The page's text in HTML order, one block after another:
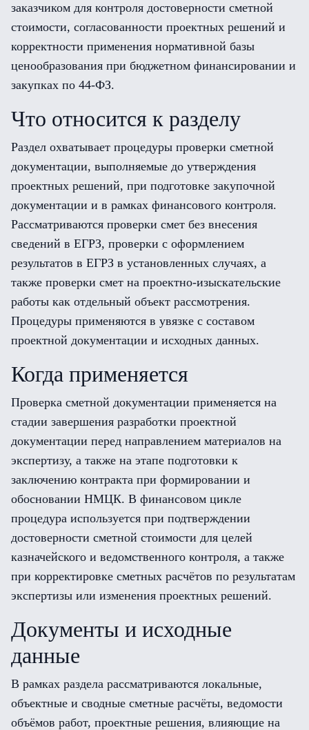
заказчиком для контроля достоверности сметной
стоимости, согласованности проектных решений и
корректности применения нормативной базы
ценообразования при бюджетном финансировании и
закупках по 44-ФЗ.
Что относится к разделу
Раздел охватывает процедуры проверки сметной
документации, выполняемые до утверждения
проектных решений, при подготовке закупочной
документации и в рамках финансового контроля.
Рассматриваются проверки смет без внесения
сведений в ЕГРЗ, проверки с оформлением
результатов в ЕГРЗ в установленных случаях, а
также проверки смет на проектно-изыскательские
работы как отдельный объект рассмотрения.
Процедуры применяются в увязке с составом
проектной документации и исходных данных.
Когда применяется
Проверка сметной документации применяется на
стадии завершения разработки проектной
документации перед направлением материалов на
экспертизу, а также на этапе подготовки к
заключению контракта при формировании и
обосновании НМЦК. В финансовом цикле
процедура используется при подтверждении
достоверности сметной стоимости для целей
казначейского и ведомственного контроля, а также
при корректировке сметных расчётов по результатам
экспертизы или изменения проектных решений.
Документы и исходные
данные
В рамках раздела рассматриваются локальные,
объектные и сводные сметные расчёты, ведомости
объёмов работ, проектные решения, влияющие на